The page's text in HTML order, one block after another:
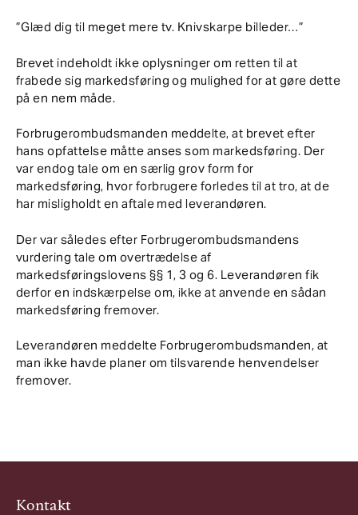
”Glæd dig til meget mere tv. Knivskarpe billeder…”
Brevet indeholdt ikke oplysninger om retten til at
frabede sig markedsføring og mulighed for at gøre dette
på en nem måde.
Forbrugerombudsmanden meddelte, at brevet efter
hans opfattelse måtte anses som markedsføring. Der
var endog tale om en særlig grov form for
markedsføring, hvor forbrugere forledes til at tro, at de
har misligholdt en aftale med leverandøren.
Der var således efter Forbrugerombudsmandens
vurdering tale om overtrædelse af
markedsføringslovens §§ 1, 3 og 6. Leverandøren fik
derfor en indskærpelse om, ikke at anvende en sådan
markedsføring fremover.
Leverandøren meddelte Forbrugerombudsmanden, at
man ikke havde planer om tilsvarende henvendelser
fremover.
Kontakt